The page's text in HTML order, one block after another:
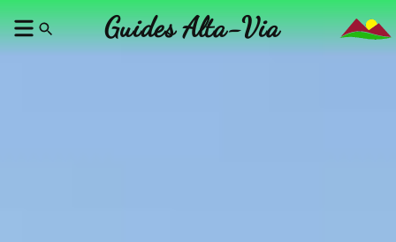
Guides Alta-Via